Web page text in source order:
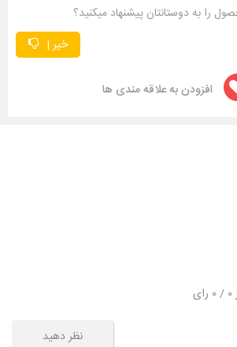
را به دوستانتان پیشنهاد میکنید؟
خیر |
افزودن به علاقه مندی ها
0
/
0 رای
نظر دهید